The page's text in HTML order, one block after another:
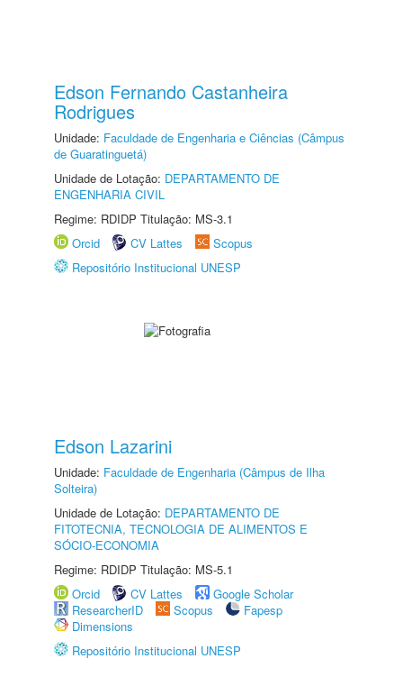
Edson Fernando Castanheira
Rodrigues
Unidade: Faculdade de Engenharia e Ciências (Câmpus
de Guaratinguetá)
Unidade de Lotação: DEPARTAMENTO DE
ENGENHARIA CIVIL
Regime: RDIDP Titulação: MS-3.1
Orcid
CV Lattes
Scopus
Repositório Institucional UNESP
Edson Lazarini
Unidade: Faculdade de Engenharia (Câmpus de Ilha
Solteira)
Unidade de Lotação: DEPARTAMENTO DE
FITOTECNIA, TECNOLOGIA DE ALIMENTOS E
SÓCIO-ECONOMIA
Regime: RDIDP Titulação: MS-5.1
Orcid
CV Lattes
Google Scholar
ResearcherID
Scopus
Fapesp
Dimensions
Repositório Institucional UNESP